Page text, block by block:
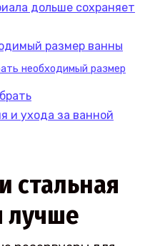
дольше сохраняет
размер ванны
необходимый размер
и ухода за ванной
стальная
лучше